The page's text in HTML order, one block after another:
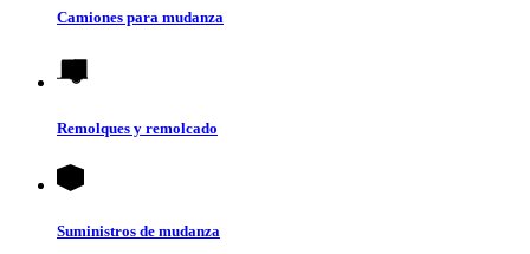
Camiones para mudanza
Remolques y remolcado
Suministros de mudanza